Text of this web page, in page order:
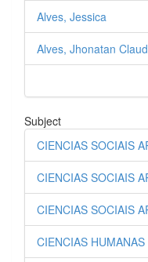
Alves, Jessica
Alves, Jhonatan
Subject
CIENCIAS SOCIAIS
CIENCIAS SOCIAIS
CIENCIAS SOCIAIS
CIENCIAS HUMANAS